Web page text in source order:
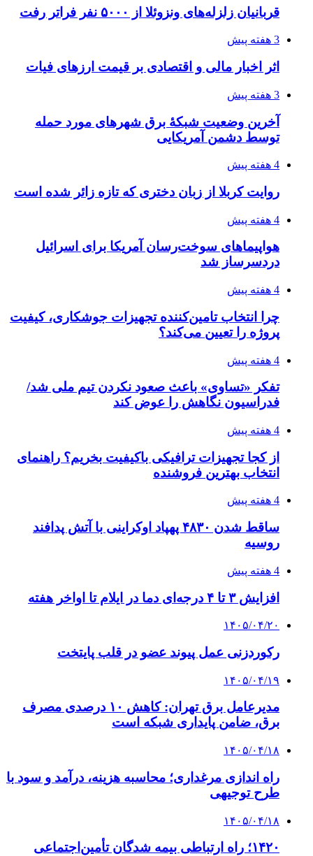
قربانیان زلزله‌های ونزوئلا از ۵۰۰۰ نفر فراتر رفت
3 هفته پیش
اثر اخبار مالی و اقتصادی بر قیمت ارزهای فیات
3 هفته پیش
آخرین وضعیت شبکۀ برق شهرهای مورد حمله
توسط دشمن آمریکایی
4 هفته پیش
روایت کربلا از زبان دختری که تازه زائر شده است
4 هفته پیش
هواپیماهای سوخت‌رسان آمریکا برای اسرائیل
دردسرساز شد
4 هفته پیش
چرا انتخاب تامین‌کننده تجهیزات جوشکاری، کیفیت
پروژه را تعیین می‌کند؟
4 هفته پیش
تفکر «تساوی» باعث صعود نکردن تیم ملی شد/
فدراسیون نگاهش را عوض کند
4 هفته پیش
از کجا تجهیزات ترافیکی باکیفیت بخریم؟ راهنمای
انتخاب بهترین فروشنده
4 هفته پیش
ساقط شدن ۴۸۳۰ پهپاد اوکراینی با آتش پدافند
روسیه
4 هفته پیش
افزایش ۳ تا ۴ درجه‌ای دما در ایلام تا اواخر هفته
۱۴۰۵/۰۴/۲۰
رکوردزنی عمل پیوند عضو در قلب پایتخت
۱۴۰۵/۰۴/۱۹
مدیرعامل برق تهران: کاهش ۱۰ درصدی مصرف
برق، ضامن پایداری شبکه است
۱۴۰۵/۰۴/۱۸
راه اندازی مرغداری؛ محاسبه هزینه، درآمد و سود با
طرح توجیهی
۱۴۰۵/۰۴/۱۸
۱۴۲۰؛ راه ارتباطی بیمه شدگان تأمین‌اجتماعی